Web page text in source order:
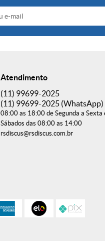
Atendimento
(11) 99699-2025
(11) 99699-2025 (WhatsApp)
08:00 as 18:00 de Segunda a Sexta
Sábados das 08:00 as 14:00
rsdiscus@rsdiscus.com.br